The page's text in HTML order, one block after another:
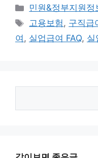
카
테
리
민원&정부지원정
태
그
고용보험, 구직급
여 , 실업급여 FAQ, 실